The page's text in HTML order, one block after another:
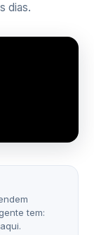
dias.
tem: